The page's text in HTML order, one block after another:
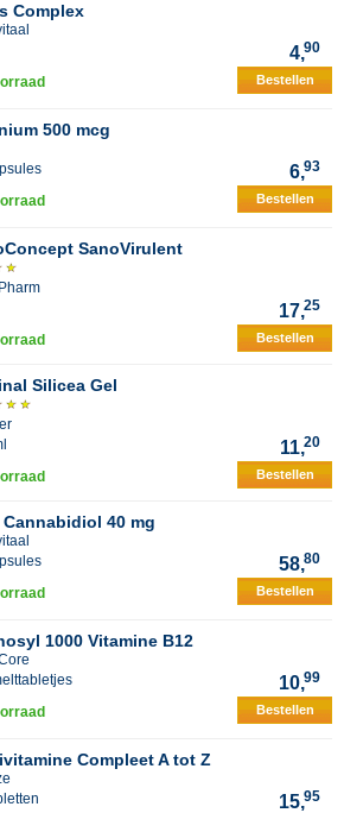
Complex
4,90
Bestellen
500 mcg
6,93
Bestellen
SanoVirulent
17,25
Bestellen
Silicea Gel
11,20
Bestellen
Cannabidiol 40 mg
58,80
Bestellen
1000 Vitamine B12
10,99
Bestellen
Compleet A tot Z
15,95